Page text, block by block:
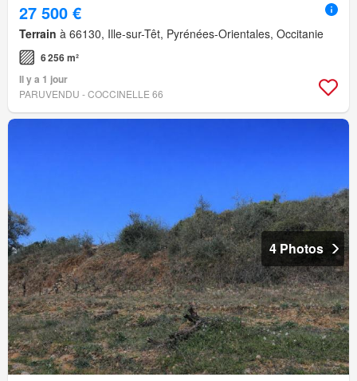
27 500 €
Terrain à 66130, Ille-sur-Têt, Pyrénées-Orientales, Occitanie
6 256 m²
Il y a 1 jour
PARUVENDU - COCCINELLE 66
4 Photos